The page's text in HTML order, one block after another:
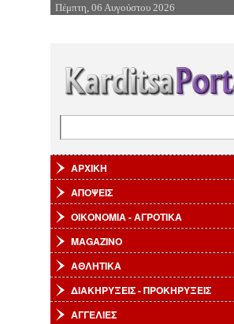
Επιστροφή στην Πλοήγηση
Πέμπτη, 06 Αυγούστου 2026
ΑΡΧΙΚΗ
ΑΠΟΨΕΙΣ
ΟΙΚΟΝΟΜΙΑ - ΑΓΡΟΤΙΚΑ
MAGAZINO
ΑΘΛΗΤΙΚΑ
ΔΙΑΚΗΡΥΞΕΙΣ - ΠΡΟΚΗΡΥΞΕΙΣ
ΑΓΓΕΛΙΕΣ